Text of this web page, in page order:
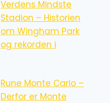
Verdens Mindste
Stadion – Historien
om Wingham Park
og rekorden i
Rune Monte Carlo –
Derfor er Monte